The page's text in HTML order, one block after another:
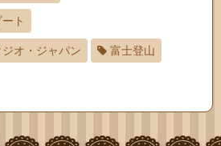
ト
オ・ジャパン
富士登山